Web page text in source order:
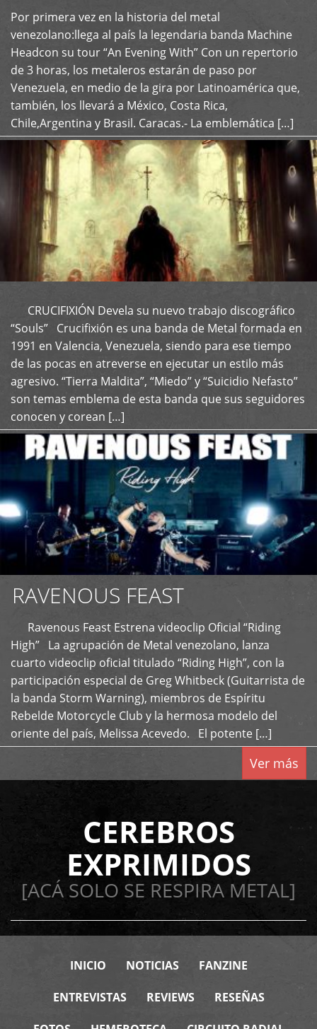
Por primera vez en la historia del metal
venezolano:llega al país la legendaria banda Machine
Headcon su tour “An Evening With” Con un repertorio
de 3 horas, los metaleros estarán de paso por
Venezuela, en medio de la gira por Latinoamérica que,
también, los llevará a México, Costa Rica,
Chile,Argentina y Brasil. Caracas.- La emblemática […]
+
CRUCIFIXIÓN Devela su nuevo trabajo discográfico
“Souls” Crucifixión es una banda de Metal formada en
1991 en Valencia, Venezuela, siendo para ese tiempo
de las pocas en atreverse en ejecutar un estilo más
agresivo. “Tierra Maldita”, “Miedo” y “Suicidio Nefasto”
son temas emblema de esta banda que sus seguidores
conocen y corean […]
+
RAVENOUS FEAST
Ravenous Feast Estrena videoclip Oficial “Riding
High” La agrupación de Metal venezolano, lanza
cuarto videoclip oficial titulado “Riding High”, con la
participación especial de Greg Whitbeck (Guitarrista de
la banda Storm Warning), miembros de Espíritu
Rebelde Motorcycle Club y la hermosa modelo del
oriente del país, Melissa Acevedo. El potente […]
Ver más
CEREBROS
EXPRIMIDOS
[ACÁ SOLO SE RESPIRA METAL]
INICIO NOTICIAS FANZINE
ENTREVISTAS REVIEWS RESEÑAS